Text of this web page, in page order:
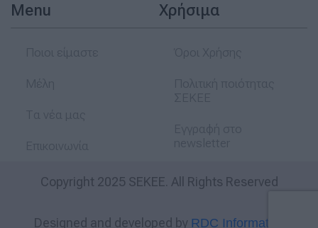
Menu Χρήσιμα
Copyright 2025 SEKEE. All Rights Reserved
Designed and developed by RDC Informatics